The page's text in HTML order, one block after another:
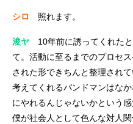
シロ 照れます。
浚ヤ 10年前に誘ってくれた
て。活動に至るまでのプロセ
された形できちんと整理され
考えてくれるバンドマンはな
にやれるんじゃないかという
僕が社会人として色んな対人